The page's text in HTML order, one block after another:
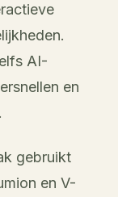
AI-
en
gebruikt
en V-